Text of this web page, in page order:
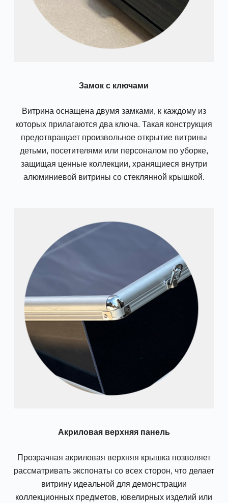
Замок с ключами
Витрина оснащена двумя замками, к каждому из
которых прилагаются два ключа. Такая конструкция
предотвращает произвольное открытие витрины
детьми, посетителями или персоналом по уборке,
защищая ценные коллекции, хранящиеся внутри
алюминиевой витрины со стеклянной крышкой.
Акриловая верхняя панель
Прозрачная акриловая верхняя крышка позволяет
рассматривать экспонаты со всех сторон, что делает
витрину идеальной для демонстрации
коллекционных предметов, ювелирных изделий или